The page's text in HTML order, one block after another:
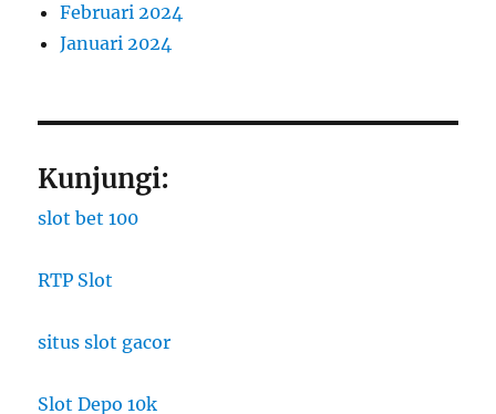
Februari 2024
Januari 2024
Kunjungi:
slot bet 100
RTP Slot
situs slot gacor
Slot Depo 10k